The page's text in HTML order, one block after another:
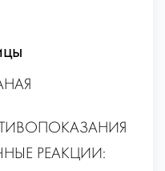
РЕАКЦИИ: